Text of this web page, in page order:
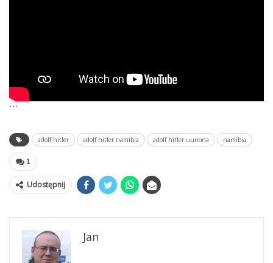
```
adolf hitler adolf hitler namibia adolf hitler uunona namibia
1
Udostępnij
Jan